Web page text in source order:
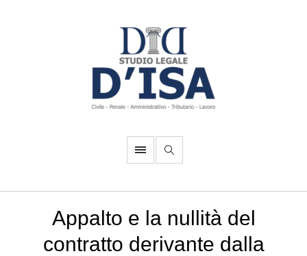
Appalto e la nullità del
contratto derivante dalla